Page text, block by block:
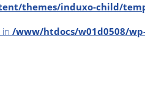
themes/induxo-child/
/www/htdocs/w01d0508/